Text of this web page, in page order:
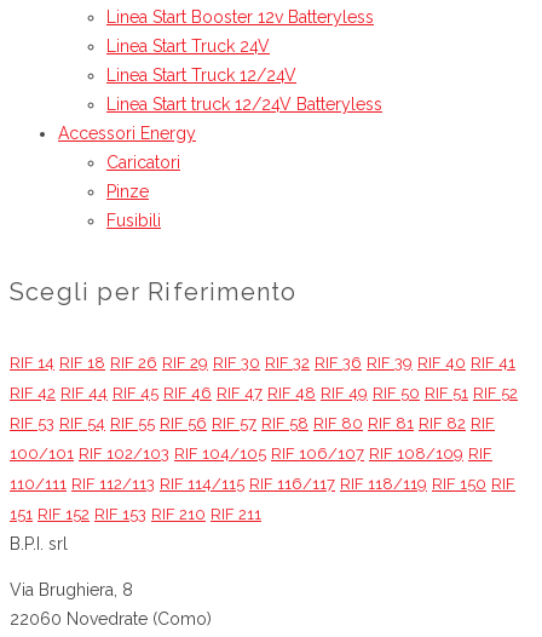
Linea Start Booster 12v Batteryless
Linea Start Truck 24V
Linea Start Truck 12/24V
Linea Start truck 12/24V Batteryless
Accessori Energy
Caricatori
Pinze
Fusibili
Scegli per Riferimento
RIF 14 RIF 18 RIF 26 RIF 29 RIF 30 RIF 32 RIF 36 RIF 39 RIF 40 RIF 41
RIF 42 RIF 44 RIF 45 RIF 46 RIF 47 RIF 48 RIF 49 RIF 50 RIF 51 RIF 52
RIF 53 RIF 54 RIF 55 RIF 56 RIF 57 RIF 58 RIF 80 RIF 81 RIF 82 RIF
100/101 RIF 102/103 RIF 104/105 RIF 106/107 RIF 108/109 RIF
110/111 RIF 112/113 RIF 114/115 RIF 116/117 RIF 118/119 RIF 150 RIF
151 RIF 152 RIF 153 RIF 210 RIF 211
B.P.I. srl
Via Brughiera, 8
22060 Novedrate (Como)